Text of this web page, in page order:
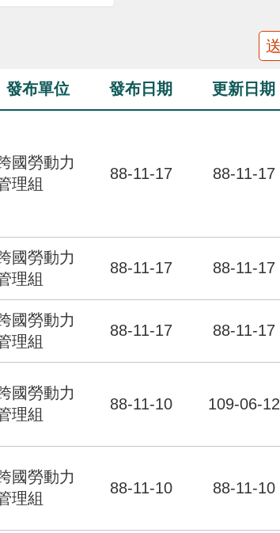
發布單位 發布日期 更新日期
國勞動力
理組
88-11-17 88-11-17
國勞動力
理組
88-11-17 88-11-17
國勞動力
理組
88-11-17 88-11-17
國勞動力
理組
88-11-10 109-06-12
國勞動力
理組
88-11-10 88-11-10